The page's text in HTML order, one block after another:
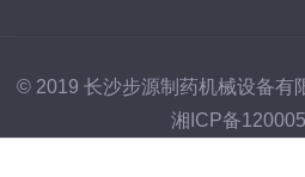
© 2019 长沙步源制药机械设备有
湘ICP备